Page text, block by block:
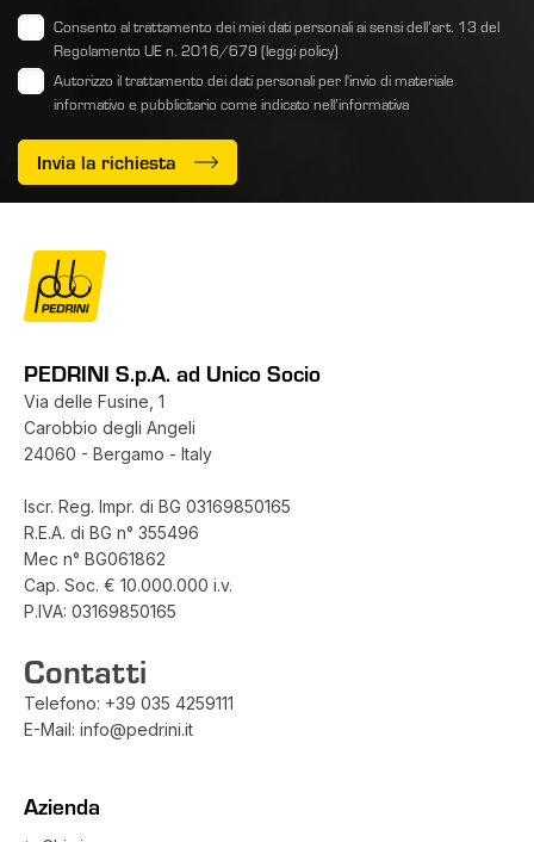
Consento al trattamento dei miei dati personali ai sensi dell’art. 13 del
Regolamento UE n. 2016/679 (leggi policy)
Autorizzo il trattamento dei dati personali per l'invio di materiale
informativo e pubblicitario come indicato nell’informativa
Invia la richiesta
PEDRINI S.p.A. ad Unico Socio
Via delle Fusine, 1
Carobbio degli Angeli
24060 - Bergamo - Italy
Iscr. Reg. Impr. di BG 03169850165
R.E.A. di BG n° 355496
Mec n° BG061862
Cap. Soc. € 10.000.000 i.v.
P.IVA: 03169850165
Contatti
Telefono: +39 035 4259111
E-Mail: info@pedrini.it
Azienda